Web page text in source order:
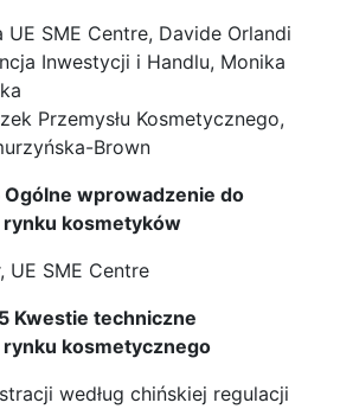
UE SME Centre, Davide Orlandi
Inwestycji i Handlu, Monika
Przemysłu Kosmetycznego,
Brown
Ogólne wprowadzenie do
kosmetyków
UE SME Centre
Kwestie techniczne
kosmetycznego
według chińskiej regulacji